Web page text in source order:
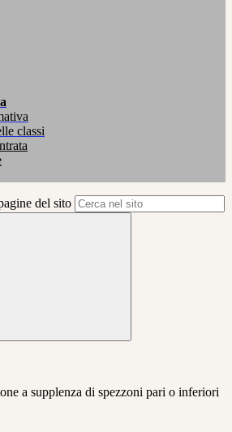
classi
del sito
a supplenza di spezzoni pari o inferiori